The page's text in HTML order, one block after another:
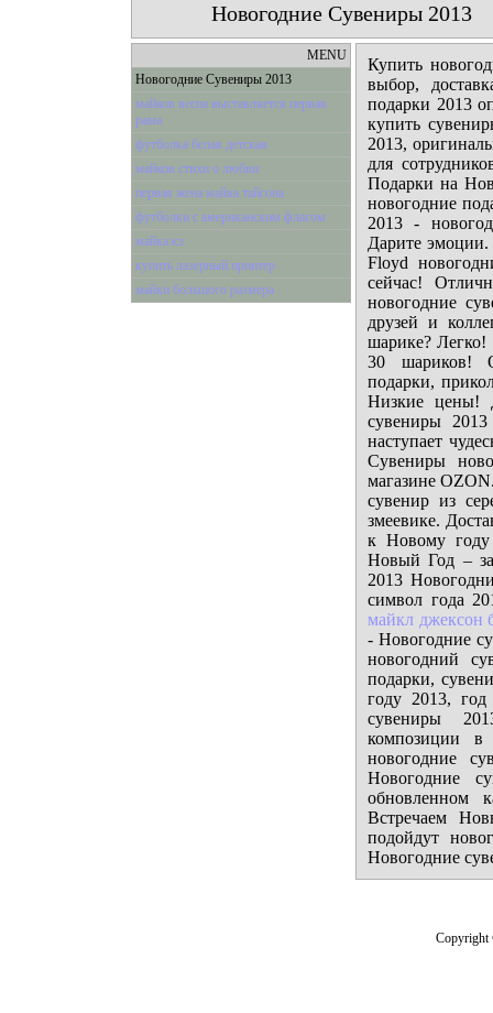
Новогодние Сувениры 2013
MENU
Новогодние Сувениры 2013
майков весна выставляется первая
рама
футболка белая детская
майков стихи о любви
первая жена майка тайсона
футболки с американским флагом
майка кз
купить лазерный принтер
майки большого размера
Купить
выбор,
подарки 2013
купить
2013,
для
Подарки на
новогодние
2013 -
Дарите эмоции.
Floyd
сейчас!
новогодние
друзей и
шарике? Легко!
30 шариков!
подарки,
Низкие
сувениры
наступает
Сувениры
магазине
сувенир из
змеевике.
к Новому году
Новый Год –
2013
символ года
майкл джексон
- Новогодние
новогодний
подарки,
году 2013, год
сувениры
композиции в
новогодние
Новогодние
обновленном
Встречаем
подойдут
Новогодние
Copyright